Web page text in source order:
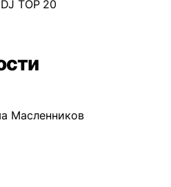
TOP 20